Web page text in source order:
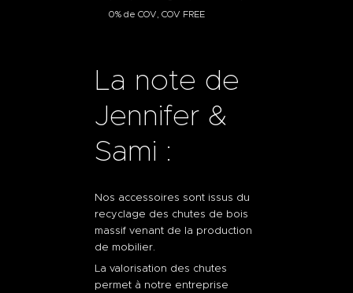
0% de COV, COV FREE
La note de
Jennifer &
Sami :
Nos accessoires sont issus du
recyclage des chutes de bois
massif venant de la production
de mobilier.
La valorisation des chutes
permet à notre entreprise